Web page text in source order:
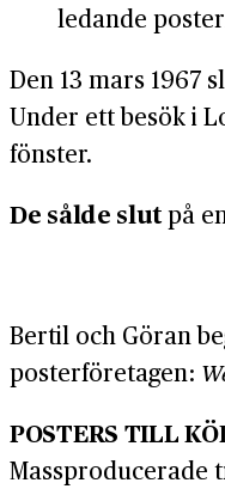
ledande
Den 13 mars 1967
Under ett besök i
fönster.
De sålde slutpå
Bertil och Göran
poster­företagen:
POSTERS TILL
Mass­producerade